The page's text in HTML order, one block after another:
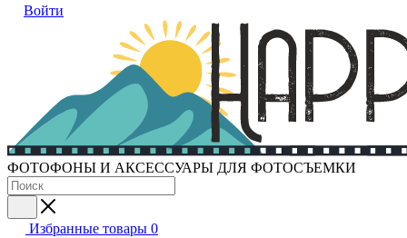
Войти
ФОТОФОНЫ И АКСЕССУАРЫ ДЛЯ ФОТОСЪЕМКИ
Избранные товары 0